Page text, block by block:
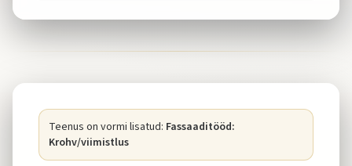
Teenus on vormi lisatud: Fassaaditööd:
Krohv/viimistlus